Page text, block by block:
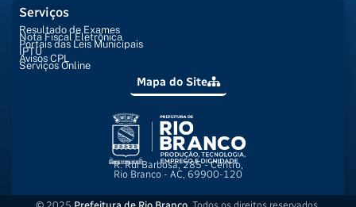
Serviços
Resultado de Exames
Nota Fiscal Eletrônica
Portais das Leis Municipais
IPTU
Avisos CPL
Serviços Online
Mapa do Site
R. Rui Barbosa, 285 - Centro,
Rio Branco - AC, 69900-120